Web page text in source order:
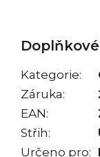
Kategorie:
Záruka:
EAN:
Střih:
Určeno pro: